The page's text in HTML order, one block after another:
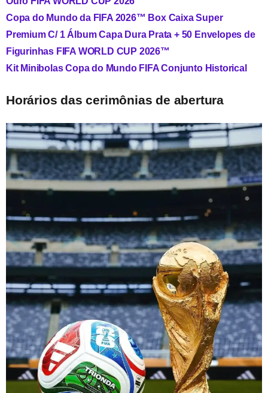
Copa do Mundo da FIFA 2026™ Box Caixa Super
Premium C/ 1 Álbum Capa Dura Prata + 50 Envelopes de
Figurinhas FIFA WORLD CUP 2026™
Kit Minibolas Copa do Mundo FIFA Conjunto Historical
Horários das cerimônias de abertura